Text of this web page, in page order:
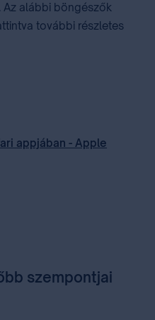
alábbi böngészők
további részletes
appjában - Apple
szempontjai